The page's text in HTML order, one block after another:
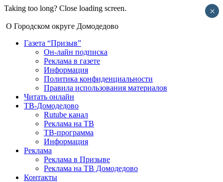
Taking too long? Close loading screen.
О Городском округе Домодедово
Газета “Призыв”
Он-лайн подписка
Реклама в газете
Информация
Политика конфиденциальности
Правила использования материалов
Читать онлайн
ТВ-Домодедово
Rutube канал
Реклама на ТВ
ТВ-программа
Информация
Реклама
Реклама в Призыве
Реклама на ТВ Домодедово
Контакты
×